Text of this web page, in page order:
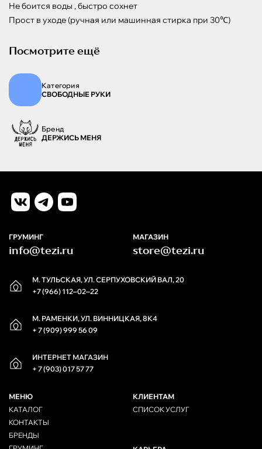
Не боится воды , быстро сохнет
Прост в уходе (ручная или машинная стирка при 30℃)
Посмотрите ещё
Категория
СВОБОДНЫЕ РУКИ
Бренд
ДЕРЖИСЬ МЕНЯ
М. ТУЛЬСКАЯ, УЛ. СЕРПУХОВСКИЙ ВАЛ, 20
+7 (966) 112‒02‒22
М. РАМЕНКИ, УЛ. ВИННИЦКАЯ, 8К4
+ 7 (909) 999 56 09
ИНТЕРНЕТ МАГАЗИН
+ 7 (903) 017 57 77
ГРУМИНГ
info@tezi.ru
МАГАЗИН
store@tezi.ru
МЕНЮ
КАТАЛОГ
КОНТАКТЫ
БРЕНДЫ
КЛИЕНТАМ
СПИСОК УСЛУГ